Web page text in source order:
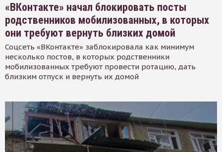
«ВКонтакте» начал блокировать посты
родственников мобилизованных, в которых
они требуют вернуть близких домой
Соцсеть «ВКонтакте» заблокировала как минимум
несколько постов, в которых родственники
мобилизованных требуют провести ротацию, дать
близким отпуск и вернуть их домой